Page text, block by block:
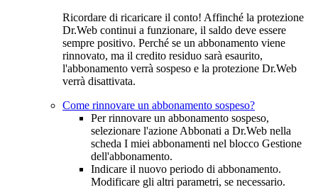
Ricordare di ricaricare il conto! Affinché la protezione
Dr.Web continui a funzionare, il saldo deve essere
sempre positivo. Perché se un abbonamento viene
rinnovato, ma il credito residuo sarà esaurito,
l'abbonamento verrà sospeso e la protezione Dr.Web
verrà disattivata.
Come rinnovare un abbonamento sospeso?
Per rinnovare un abbonamento sospeso,
selezionare l'azione Abbonati a Dr.Web nella
scheda I miei abbonamenti nel blocco Gestione
dell'abbonamento.
Indicare il nuovo periodo di abbonamento.
Modificare gli altri parametri, se necessario.